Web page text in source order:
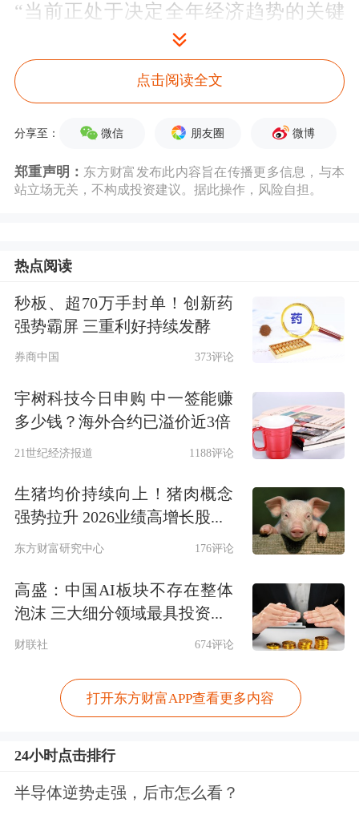
“当前正处于决定全年经济趋势的关键
节点。” 孟玮在会上强调，发改委将高
效统筹疫情防控和经济社会发展，全力
推动扎实稳住经济一揽子政策措施尽快
落地见效，通过宏观政策靠前发力、适
当加力，着力打通制约经济循环的卡点
业在做好疫情防控条件下尽快实现复工
达产，做好重要民生商品保供稳价工
作，切实保障和改善民生，着力稳住经
来看发布会十大要点：
间投资增长的问题，包括要重点发挥重
大项目牵引和政府投资撬动作用、推动
积极参与盘活存量资产、加强民间投资
融资支持、支持民营企业规范发展、持
2、目前全国发电装机容量充足；由于
各大流域来水好于预期，重点水电厂可
点击阅读全文
分享至： 微信 朋友圈 微博
郑重声明： 东方财富发布此内容旨在传播更多信息，与本
站立场无关，不构成投资建议。据此操作，风险自担。
热点阅读
秒板、超70万手封单！创新药
强势霸屏 三重利好持续发酵
券商中国 373评论
宇树科技今日申购 中一签能赚
多少钱？海外合约已溢价近3倍
21世纪经济报道 1188评论
生猪均价持续向上！猪肉概念
强势拉升 2026业绩高增长股...
东方财富研究中心 176评论
高盛：中国AI板块不存在整体
泡沫 三大细分领域最具投资...
财联社 674评论
打开东方财富APP查看更多内容
24小时点击排行
半导体逆势走强，后市怎么看？